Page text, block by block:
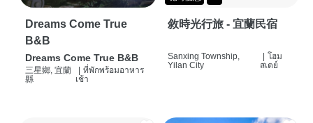
Dreams Come True
B&B
Dreams Come True B&B
三星鄉, 宜蘭
縣
| ที่พักพร้อมอาหาร
เช้า
敘時光行旅 - 宜蘭民宿
Sanxing Township,
Yilan City
| โฮม
สเตย์